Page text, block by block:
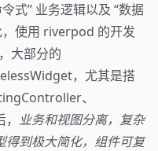
式” 业务逻辑以及 “数据
，使用 riverpod 的开发
大部分的
，尤其是搭
、
业务和视图分离，复杂
得到极大简化，组件可复